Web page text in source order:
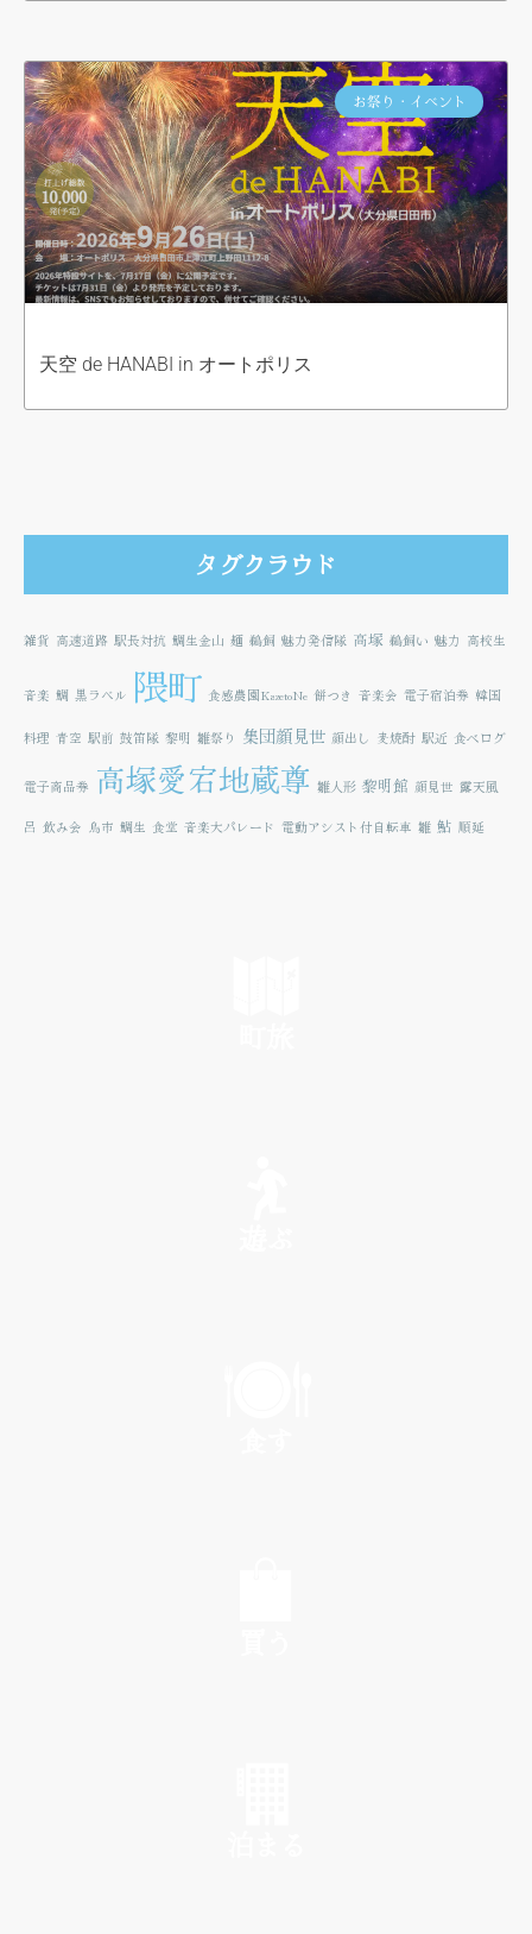
お祭り・イベント
天空 de HANABI in オートポリス
タグクラウド
雑貨 高速道路 駅長対抗 鯛生金山 麺 鵜飼 魅力発信隊 高塚 鵜飼い 魅力 高校生
音楽 鯛 黒ラベル 隈町 食感農園KazetoNe 餅つき 音楽会 電子宿泊券 韓国
料理 青空 駅前 鼓笛隊 黎明 雛祭り 集団顔見世 顔出し 麦焼酎 駅近 食べログ
電子商品券 高塚愛宕地蔵尊 雛人形 黎明館 顔見世 露天風
呂 飲み会 鳥市 鯛生 食堂 音楽大パレード 電動アシスト付自転車 雛 鮎 順延